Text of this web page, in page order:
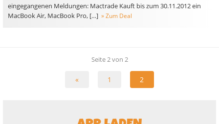
eingegangenen Meldungen: Mactrade Kauft bis zum 30.11.2012 ein
MacBook Air, MacBook Pro, […] » Zum Deal
Seite 2 von 2
« 1 2